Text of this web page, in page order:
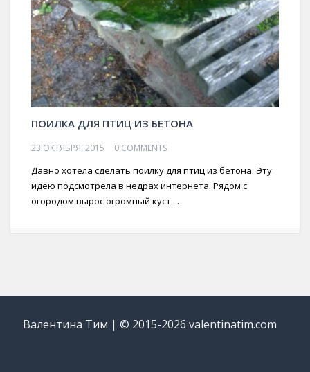
ПОИЛКА ДЛЯ ПТИЦ ИЗ БЕТОНА
23 ОКТЯБРЯ, 2015 0 COMMENTS
Давно хотела сделать поилку для птиц из бетона. Эту
идею подсмотрела в недрах интернета. Рядом с
огородом вырос огромный куст ...
Валентина Тим | © 2015-2026 valentinatim.com